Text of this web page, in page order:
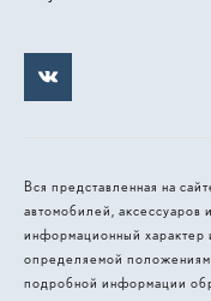
Вся представленная на
автомобилей, аксессуаров
информационный характер
определяемой
подробной информации